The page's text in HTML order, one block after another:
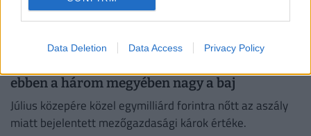
Data Deletion Data Access Privacy Policy
Iszonyú csapás érte a magyar
ebben a három megyében nagy a baj
Július közepére közel egymilliárd forintra nőtt az aszály
miatt bejelentett mezőgazdasági károk értéke.